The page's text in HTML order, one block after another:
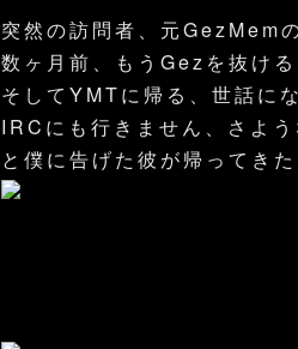
突然の訪問者、元GezMem
数ヶ月前、もうGezを抜ける
そしてYMTに帰る、世話にな
IRCにも行きません、さよう
と僕に告げた彼が帰ってきた